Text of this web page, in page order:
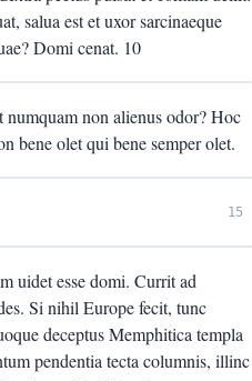
salua est et uxor sarcinaeque
Domi cenat. 10
numquam non alienus odor? Hoc
bene olet qui bene semper olet.
15
uidet esse domi. Currit ad
Si nihil Europe fecit, tunc
deceptus Memphitica templa
pendentia tecta columnis, illinc